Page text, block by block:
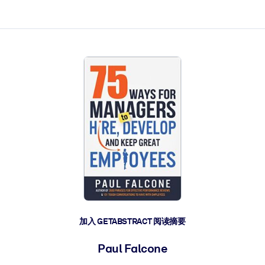
加入 GETABSTRACT 阅读摘要
Paul Falcone